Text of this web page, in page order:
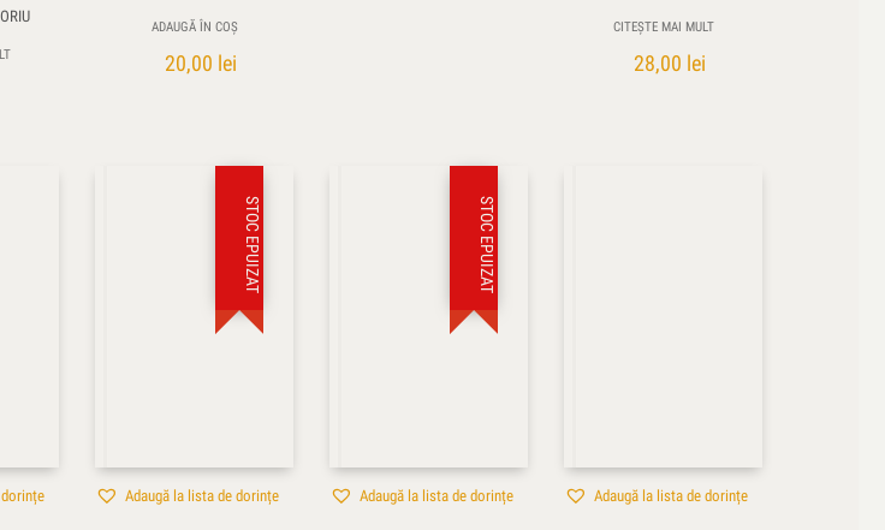
ADAUGĂ ÎN COȘ
20,00 lei
CITEȘTE MAI MULT
28,00 lei
STOC EPUIZAT
Adaugă la lista de dorințe
STOC EPUIZAT
Adaugă la lista de dorințe Adaugă la lista de dorințe